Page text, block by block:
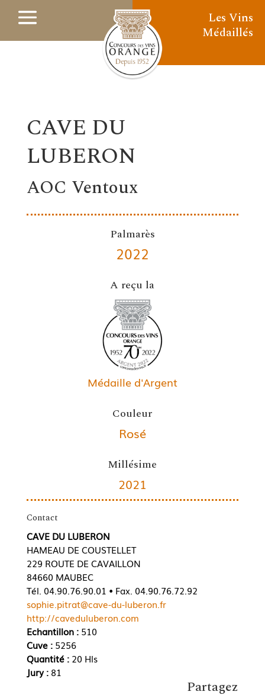
Les Vins
Médaillés
CAVE DU
LUBERON
AOC Ventoux
Palmarès
2022
A reçu la
Médaille d'Argent
Couleur
Rosé
Millésime
2021
Contact
CAVE DU LUBERON
HAMEAU DE COUSTELLET
229 ROUTE DE CAVAILLON
84660 MAUBEC
Tél. 04.90.76.90.01 • Fax. 04.90.76.72.92
sophie.pitrat@cave-du-luberon.fr
http://caveduluberon.com
Echantillon :510
Cuve : 5256
Quantité : 20 Hls
Jury : 81
Partagez